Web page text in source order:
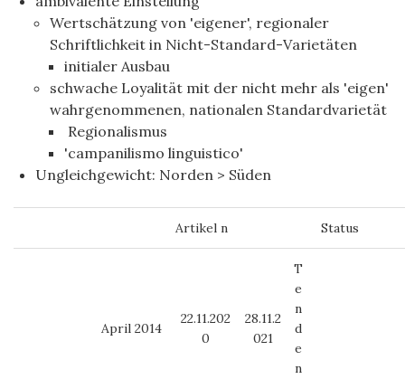
Wertschätzung von 'eigener', regionaler
Schriftlichkeit in Nicht-Standard-Varietäten
initialer Ausbau
schwache Loyalität mit der nicht mehr als 'eigen'
wahrgenommenen, nationalen Standardvarietät
Regionalismus
'campanilismo linguistico'
Ungleichgewicht: Norden > Süden
Artikel n Status
April 2014
22.11.202
0
28.11.2
021
T
e
n
d
e
n